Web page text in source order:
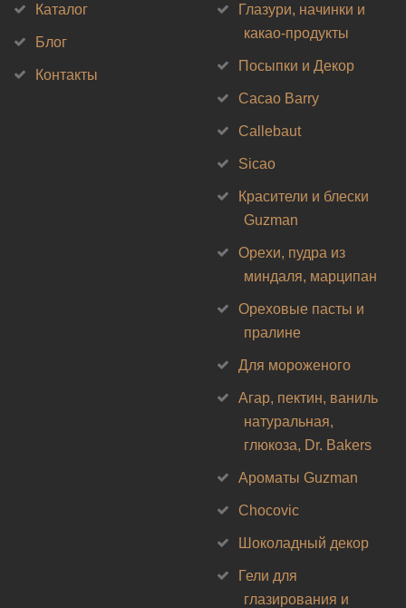
Каталог
Блог
Контакты
Глазури, начинки и
какао-продукты
Посыпки и Декор
Cacao Barry
Callebaut
Sicao
Красители и блески
Guzman
Орехи, пудра из
миндаля, марципан
Ореховые пасты и
пралине
Для мороженого
Агар, пектин, ваниль
натуральная,
глюкоза, Dr. Bakers
Ароматы Guzman
Chocovic
Шоколадный декор
Гели для
глазирования и